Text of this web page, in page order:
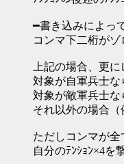
━書き込みによっ
コンマ下二桁がゾ
上記の場合、更
対象が自軍兵士な
対象が敵軍兵士な
それ以外の場合（
ただしコンマが全
自分のﾃﾝｼｮﾝ×4を